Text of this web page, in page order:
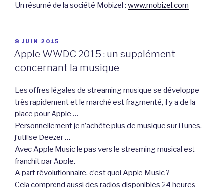
Un résumé de la société Mobizel : www.mobizel.com
PUBLIÉ
LE
8 JUIN 2015
Apple WWDC 2015 : un supplément
concernant la musique
Les offres légales de streaming musique se développe
très rapidement et le marché est fragmenté, il y a de la
place pour Apple …
Personnellement je n’achète plus de musique sur iTunes,
j’utilise Deezer …
Avec Apple Music le pas vers le streaming musical est
franchit par Apple.
A part révolutionnaire, c’est quoi Apple Music ?
Cela comprend aussi des radios disponibles 24 heures